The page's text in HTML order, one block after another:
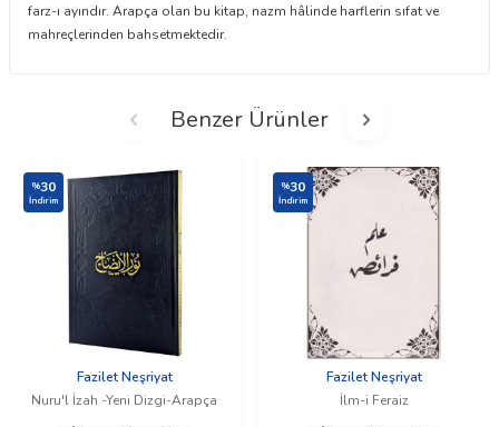
farz-ı ayındır. Arapça olan bu kitap, nazm hâlinde harflerin sıfat ve
mahreçlerinden bahsetmektedir.
Benzer Ürünler
%30
İndirim
Fazilet Neşriyat
Nuru'l İzah -Yeni Dizgi-Arapça
%30
İndirim
Fazilet Neşriyat
İlm-i Feraiz